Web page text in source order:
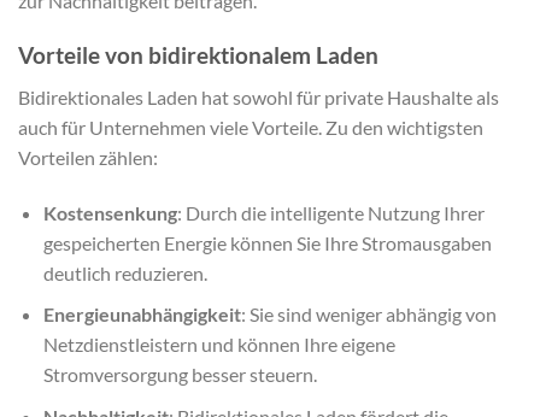
Vorteile von bidirektionalem Laden
Bidirektionales Laden hat sowohl für private Haushalte als
auch für Unternehmen viele Vorteile. Zu den wichtigsten
Vorteilen zählen:
Kostensenkung: Durch die intelligente Nutzung Ihrer
gespeicherten Energie können Sie Ihre Stromausgaben
deutlich reduzieren.
Energieunabhängigkeit: Sie sind weniger abhängig von
Netzdienstleistern und können Ihre eigene
Stromversorgung besser steuern.